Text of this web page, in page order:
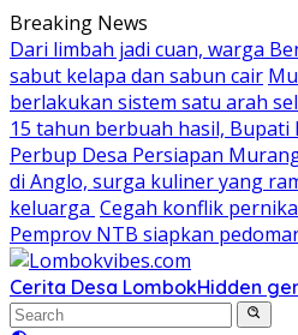
Skip
to
content
Breaking News
Dari limbah jadi cuan, warga
sabut kelapa dan sabun cair
berlakukan sistem satu arah
15 tahun berbuah hasil,
Perbup Desa Persiapan
di Anglo, surga kuliner yang
keluarga Cegah konflik
Pemprov NTB siapkan
Cerita Desa LombokHidden